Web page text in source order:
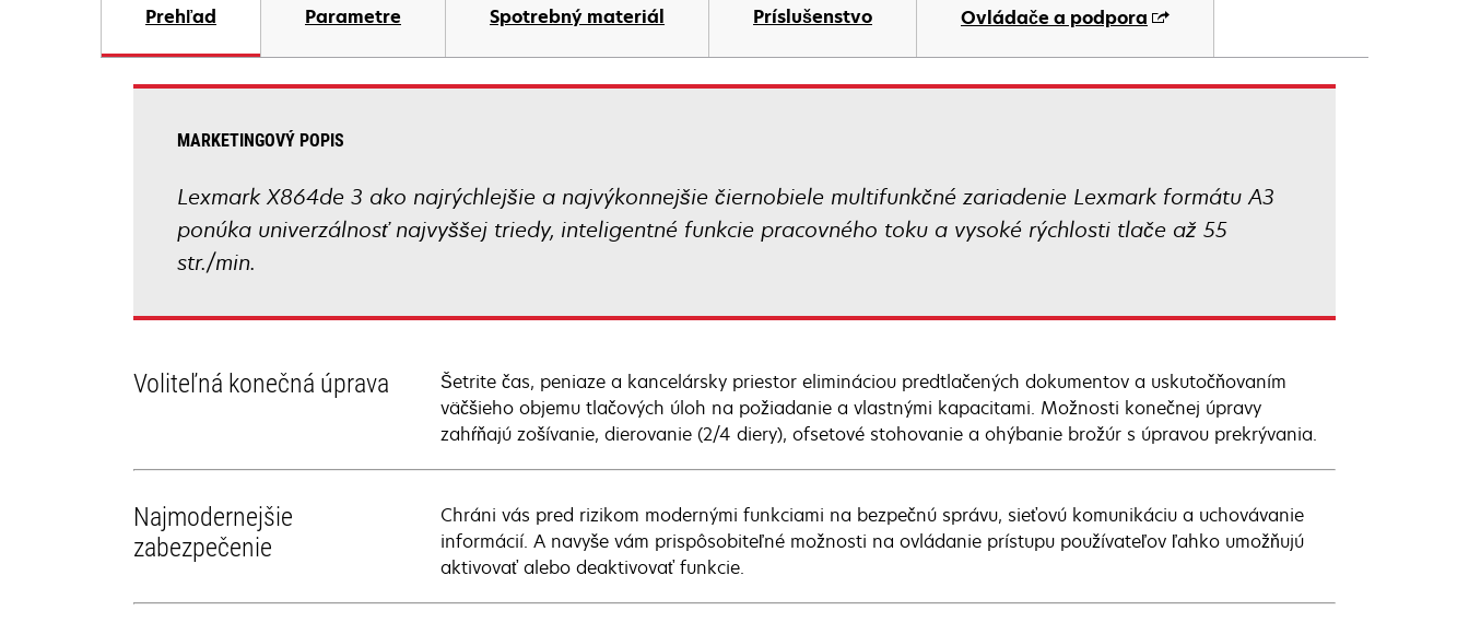
tab
Prehľad Parametre Spotrebný materiál Príslušenstvo Ovládače a podpora
MARKETINGOVÝ POPIS
Lexmark X864de 3 ako najrýchlejšie a najvýkonnejšie čiernobiele multifunkčné zariadenie Lexmark formátu A3
ponúka univerzálnosť najvyššej triedy, inteligentné funkcie pracovného toku a vysoké rýchlosti tlače až 55
str./min.
Voliteľná konečná úprava
Šetrite čas, peniaze a kancelársky priestor elimináciou predtlačených dokumentov a uskutočňovaním
väčšieho objemu tlačových úloh na požiadanie a vlastnými kapacitami. Možnosti konečnej úpravy
zahŕňajú zošívanie, dierovanie (2/4 diery), ofsetové stohovanie a ohýbanie brožúr s úpravou prekrývania.
Najmodernejšie
zabezpečenie
Chráni vás pred rizikom modernými funkciami na bezpečnú správu, sieťovú komunikáciu a uchovávanie
informácií. A navyše vám prispôsobiteľné možnosti na ovládanie prístupu používateľov ľahko umožňujú
aktivovať alebo deaktivovať funkcie.